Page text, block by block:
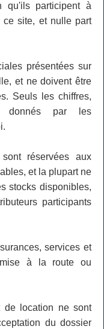
qu'ils participent à
ce site, et nulle part
présentées sur
et ne doivent être
Seuls les chiffres,
donnés par les
réservées aux
et la plupart ne
stocks disponibles,
participants
services et
mise à la route ou
de location ne sont
du dossier